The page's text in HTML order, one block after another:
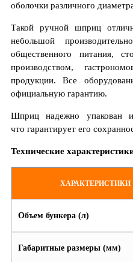
оболочки различного
Такой ручной шприц
небольшой
общественного питания,
производством,
продукции. Все
официальную гарантию.
Шприц надежно упакован и
что гарантирует его
Технические
ХАРАКТЕРИСТИКИ
Объем бункера (л)
Габаритные размеры (мм)